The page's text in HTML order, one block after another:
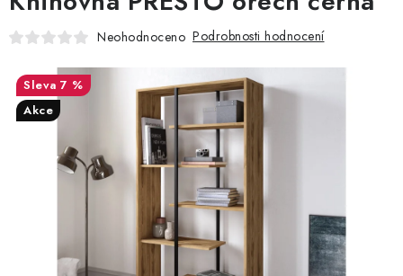
LOŽNICE
DĚTSKÝ POKOJ
KANCELÁŘ / PRACOVNA
KOUPELNA A WC
Neohodnoceno Podrobnosti hodnocení
7 %
Akce